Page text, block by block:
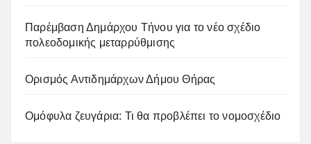
Παρέμβαση Δημάρχου Τήνου για το νέο σχέδιο
πολεοδομικής μεταρρύθμισης
Ορισμός Αντιδημάρχων Δήμου Θήρας
Ομόφυλα ζευγάρια: Τι θα προβλέπει το νομοσχέδιο